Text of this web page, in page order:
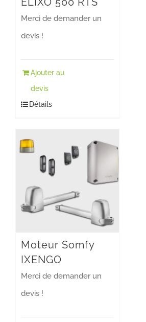
Merci de demander un
devis !
Ajouter au
devis
Détails
Moteur Somfy
IXENGO
Merci de demander un
devis !